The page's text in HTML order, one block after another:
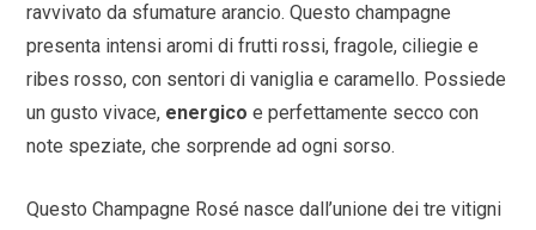
ravvivato da sfumature arancio. Questo champagne
presenta intensi aromi di frutti rossi, fragole, ciliegie e
ribes rosso, con sentori di vaniglia e caramello. Possiede
un gusto vivace, energico e perfettamente secco con
note speziate, che sorprende ad ogni sorso.
Questo Champagne Rosé nasce dall’unione dei tre vitigni